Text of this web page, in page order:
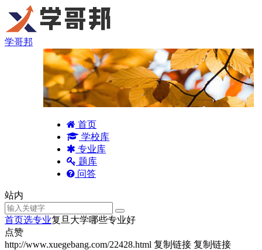
学哥邦
首页
学校库
专业库
题库
问答
站内
首页选专业复旦大学哪些专业好
点赞
http://www.xuegebang.com/22428.html 复制链接 复制链接